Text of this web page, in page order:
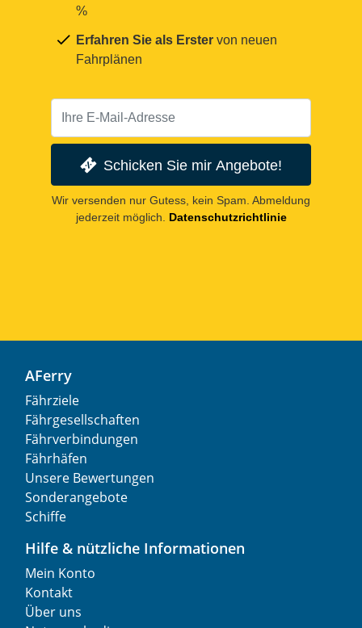
%
Erfahren Sie als Erster von neuen
Fahrplänen
Schicken Sie mir Angebote!
Wir versenden nur Gutess, kein Spam. Abmeldung
jederzeit möglich.
Datenschutzrichtlinie
AFerry
Fährziele
Fährgesellschaften
Fährverbindungen
Fährhäfen
Unsere Bewertungen
Sonderangebote
Schiffe
Hilfe & nützliche Informationen
Mein Konto
Kontakt
Über uns